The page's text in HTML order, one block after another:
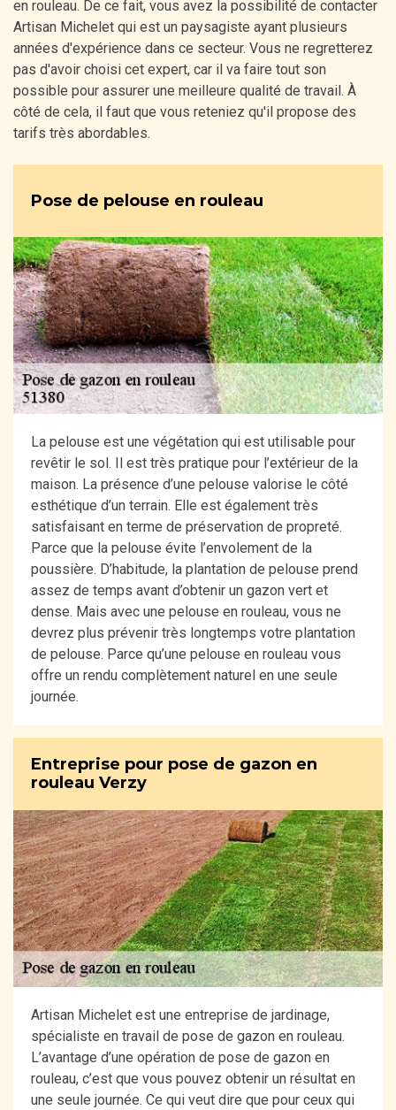
en rouleau. De ce fait, vous avez la possibilité de contacter
Artisan Michelet qui est un paysagiste ayant plusieurs
années d'expérience dans ce secteur. Vous ne regretterez
pas d'avoir choisi cet expert, car il va faire tout son
possible pour assurer une meilleure qualité de travail. À
côté de cela, il faut que vous reteniez qu'il propose des
tarifs très abordables.
Pose de pelouse en rouleau
La pelouse est une végétation qui est utilisable pour
revêtir le sol. Il est très pratique pour l’extérieur de la
maison. La présence d’une pelouse valorise le côté
esthétique d’un terrain. Elle est également très
satisfaisant en terme de préservation de propreté.
Parce que la pelouse évite l’envolement de la
poussière. D’habitude, la plantation de pelouse prend
assez de temps avant d’obtenir un gazon vert et
dense. Mais avec une pelouse en rouleau, vous ne
devrez plus prévenir très longtemps votre plantation
de pelouse. Parce qu’une pelouse en rouleau vous
offre un rendu complètement naturel en une seule
journée.
Entreprise pour pose de gazon en
rouleau Verzy
Artisan Michelet est une entreprise de jardinage,
spécialiste en travail de pose de gazon en rouleau.
L’avantage d’une opération de pose de gazon en
rouleau, c’est que vous pouvez obtenir un résultat en
une seule journée. Ce qui veut dire que pour ceux qui